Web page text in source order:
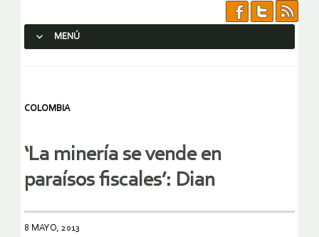
MENÚ
COLOMBIA
‘La minería se vende en
paraísos fiscales’: Dian
8 MAYO, 2013